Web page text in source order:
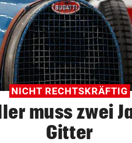
NICHT RECHTSKRÄFTIG
muss zwei
Gitter